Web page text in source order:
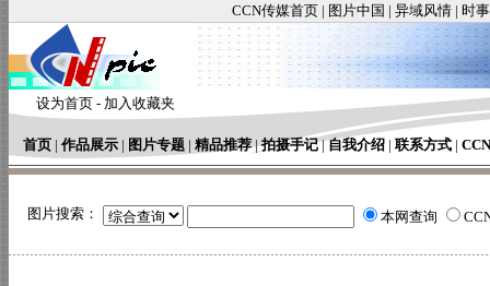
CCN传媒首页 | 图片中国 | 异域风情 | 时
设为首页 - 加入收藏夹
首页 | 作品展示 | 图片专题 | 精品推荐|拍摄手记|自我介绍 | 联系方式 |
图片搜索： 本网查询